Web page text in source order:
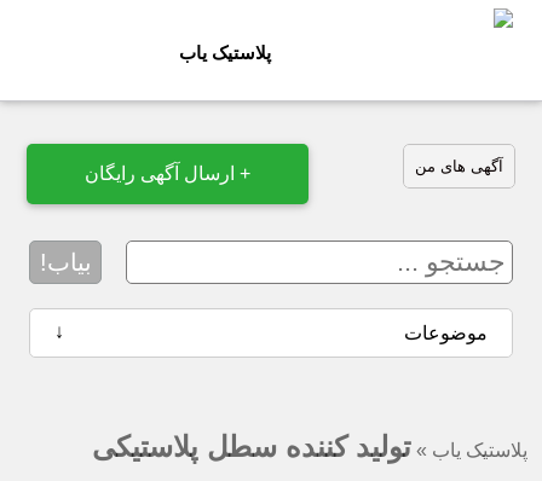
پلاستیک یاب
آگهی های من + ارسال آگهی رایگان
بیاب!
↓ موضوعات
پلاستیک یاب » تولید کننده سطل پلاستیکی